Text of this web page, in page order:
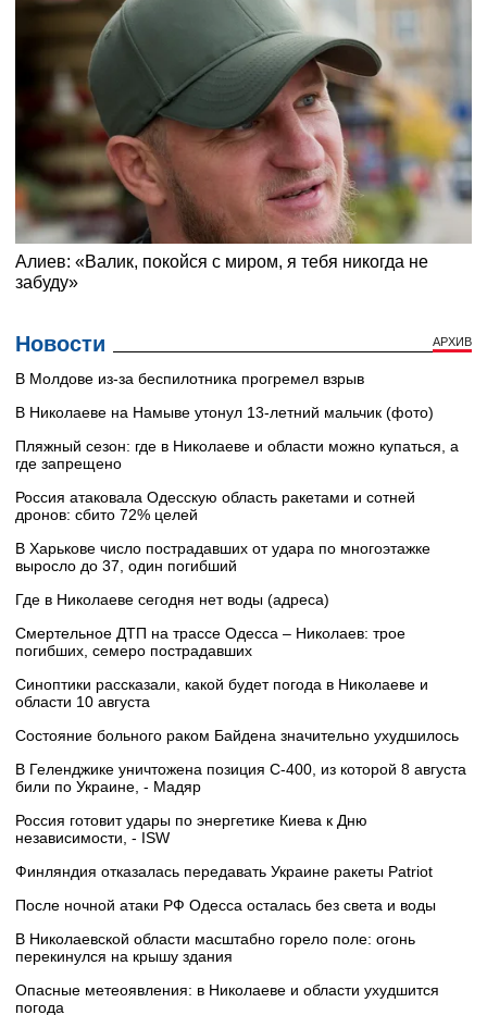
Новости АРХИВ
В Молдове из-за беспилотника прогремел взрыв
В Николаеве на Намыве утонул 13-летний мальчик (фото)
Пляжный сезон: где в Николаеве и области можно купаться, а
где запрещено
Россия атаковала Одесскую область ракетами и сотней
дронов: сбито 72% целей
В Харькове число пострадавших от удара по многоэтажке
выросло до 37, один погибший
Где в Николаеве сегодня нет воды (адреса)
Смертельное ДТП на трассе Одесса – Николаев: трое
погибших, семеро пострадавших
Синоптики рассказали, какой будет погода в Николаеве и
области 10 августа
Состояние больного раком Байдена значительно ухудшилось
В Геленджике уничтожена позиция С-400, из которой 8 августа
били по Украине, - Мадяр
Россия готовит удары по энергетике Киева к Дню
независимости, - ISW
Финляндия отказалась передавать Украине ракеты Patriot
После ночной атаки РФ Одесса осталась без света и воды
В Николаевской области масштабно горело поле: огонь
перекинулся на крышу здания
Опасные метеоявления: в Николаеве и области ухудшится
погода